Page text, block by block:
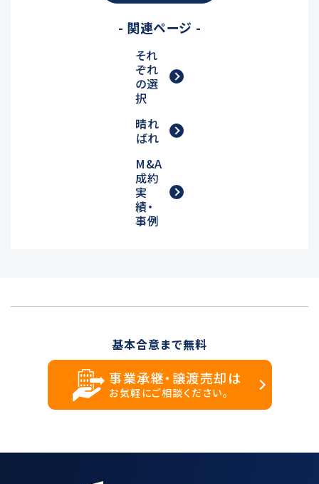
- 関連ページ -
それ
ぞれ
の選
択
晴れ
ばれ
M&A
成約
実
績・
事例
基本合意まで無料
事業承継・譲渡売却は
お気軽にご相談ください。